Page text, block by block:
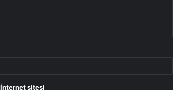
İnternet sitesi